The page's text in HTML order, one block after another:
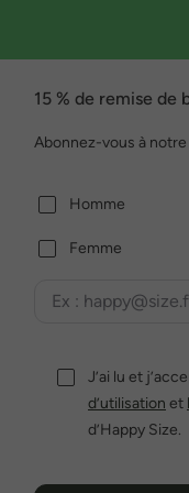
15 % de remise de
Abonnez-vous à
Homme
Femme
J’ai lu et
d’utilisation et
d’Happy Size.